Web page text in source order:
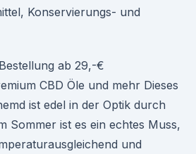
Konservierungs- und
ab 29,-€
CBD Öle und mehr Dieses
ist edel in der Optik durch
Sommer ist es ein echtes Muss,
und